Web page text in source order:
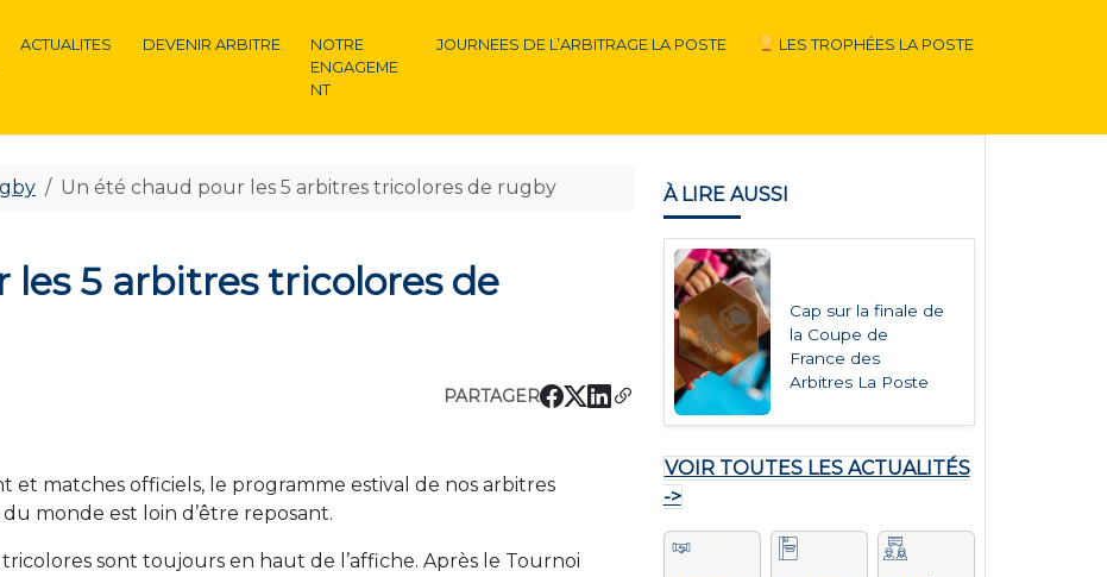
ACTUALITES DEVENIR ARBITRE
NOTRE
ENGAGEME
NT
JOURNEES DE L’ARBITRAGE LA POSTE LES TROPHÉES LA POSTE
Un été chaud pour les 5 arbitres tricolores de rugby
les 5 arbitres tricolores de
PARTAGER
et matches officiels, le programme estival de nos arbitres
monde est loin d’être reposant.
tricolores sont toujours en haut de l’affiche. Après le Tournoi
À LIRE AUSSI
Cap sur la finale de
la Coupe de
France des
Arbitres La Poste
VOIR TOUTES LES ACTUALITÉS
->